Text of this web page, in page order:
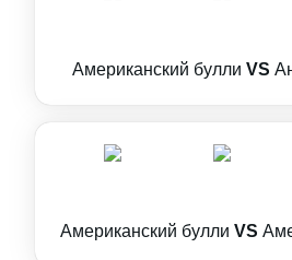
Американский булли VS
Американский булли VS